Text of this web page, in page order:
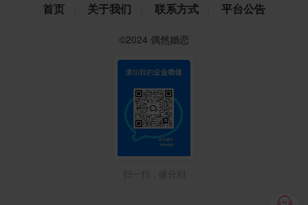
首页 关于我们 联系方式 平台公告
©2024 偶然婚恋